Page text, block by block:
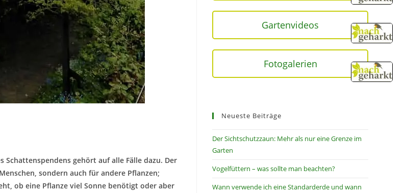
gehört auf alle Fälle dazu. Der
sondern auch für andere Pflanzen;
ob eine Pflanze viel Sonne benötigt oder aber
Gartenvideos
Fotogalerien
Neueste Beiträge
Der Sichtschutzzaun: Mehr als nur eine Grenze im
Garten
Vogelfüttern – was sollte man beachten?
Wann verwende ich eine Standarderde und wann